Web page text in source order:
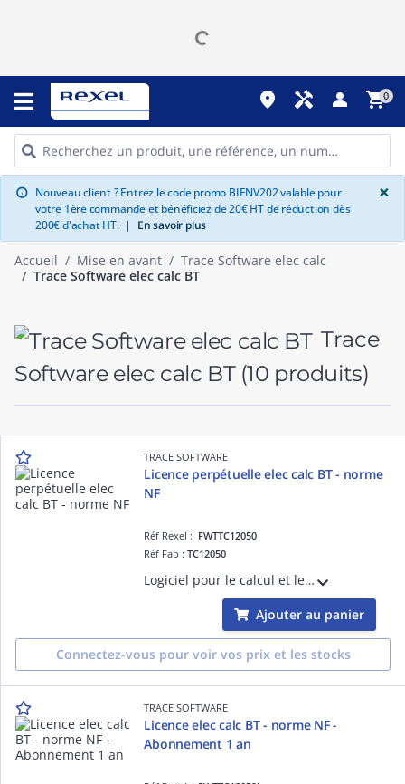
place handyman person shopping_cart0
info Nouveau client ? Entrez le code promo BIENV202 valable pour
votre 1ère commande et bénéficiez de 20€ HT de réduction dès
200€ d'achat HT. | En savoir plus
×
Accueil Mise en avant
Trace Software elec calc
Trace Software elec calc BT
Trace
Software elec calc BT (10 produits)
TRACE SOFTWARE
Licence perpétuelle elec calc BT - norme
NF
Réf Rexel : FWTTC12050
Réf Fab :TC12050
Logiciel pour le calcul et le dimensionnement d'installations électriques Basse tension (incluant la sélectivité par courbe, la filiation, la limitation, les exports) Norme Française NF-C-15-100 et NF-C-13-200. Version monoposte
Ajouter au panier
Connectez-vous pour voir vos prix et les stocks
TRACE SOFTWARE
Licence elec calc BT - norme NF -
Abonnement 1 an